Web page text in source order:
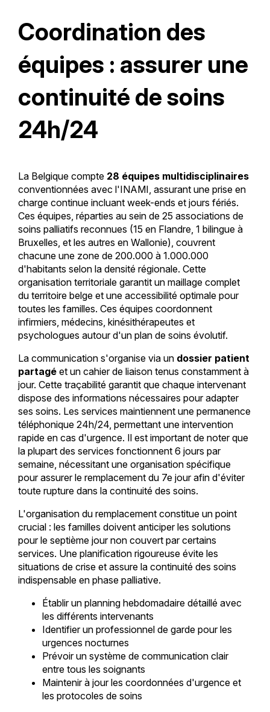
Coordination des
équipes : assurer une
continuité de soins
24h/24
La Belgique compte 28 équipes multidisciplinaires
conventionnées avec l'INAMI, assurant une prise en
charge continue incluant week-ends et jours fériés.
Ces équipes, réparties au sein de 25 associations de
soins palliatifs reconnues (15 en Flandre, 1 bilingue à
Bruxelles, et les autres en Wallonie), couvrent
chacune une zone de 200.000 à 1.000.000
d'habitants selon la densité régionale. Cette
organisation territoriale garantit un maillage complet
du territoire belge et une accessibilité optimale pour
toutes les familles. Ces équipes coordonnent
infirmiers, médecins, kinésithérapeutes et
psychologues autour d'un plan de soins évolutif.
La communication s'organise via un dossier patient
partagéet un cahier de liaison tenus constamment à
jour. Cette traçabilité garantit que chaque intervenant
dispose des informations nécessaires pour adapter
ses soins. Les services maintiennent une permanence
téléphonique 24h/24, permettant une intervention
rapide en cas d'urgence. Il est important de noter que
la plupart des services fonctionnent 6 jours par
semaine, nécessitant une organisation spécifique
pour assurer le remplacement du 7e jour afin d'éviter
toute rupture dans la continuité des soins.
L'organisation du remplacement constitue un point
crucial : les familles doivent anticiper les solutions
pour le septième jour non couvert par certains
services. Une planification rigoureuse évite les
situations de crise et assure la continuité des soins
indispensable en phase palliative.
Établir un planning hebdomadaire détaillé avec
les différents intervenants
Identifier un professionnel de garde pour les
urgences nocturnes
Prévoir un système de communication clair
entre tous les soignants
Maintenir à jour les coordonnées d'urgence et
les protocoles de soins